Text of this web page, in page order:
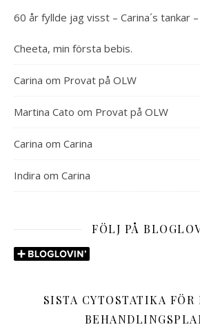
60 år fyllde jag visst – Carina´s tankar
Cheeta, min första bebis.
Carina om Provat på OLW
Martina Cato om Provat på OLW
Carina om Carina
Indira om Carina
FÖLJ PÅ
SISTA CYTOSTATIKA